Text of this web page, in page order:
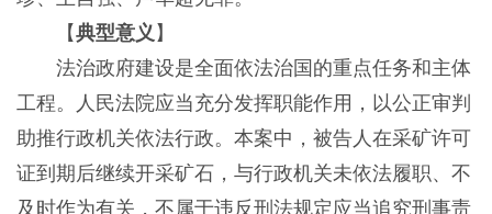
【典型意义 】
法治政府建设是全面依法治国的重点任务和主体
工程。人民法院应当充分发挥职能作用，以公正审判
助推行政机关依法行政。本案中，被告人在采矿许可
证到期后继续开采矿石，与行政机关未依法履职、不
及时作为有关，不属于违反刑法规定应当追究刑事责